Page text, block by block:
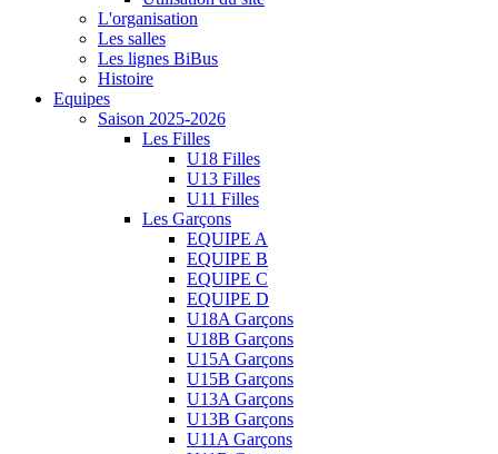
L'organisation
Les salles
Les lignes BiBus
Histoire
Equipes
Saison 2025-2026
Les Filles
U18 Filles
U13 Filles
U11 Filles
Les Garçons
EQUIPE A
EQUIPE B
EQUIPE C
EQUIPE D
U18A Garçons
U18B Garçons
U15A Garçons
U15B Garçons
U13A Garçons
U13B Garçons
U11A Garçons